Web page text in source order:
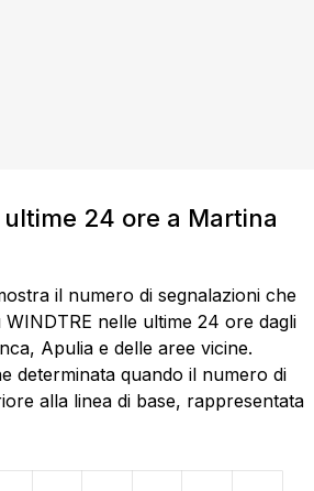
24 ore a Martina
il numero di segnalazioni che
nelle ultime 24 ore dagli
Apulia e delle aree vicine.
determinata quando il numero di
alla linea di base, rappresentata